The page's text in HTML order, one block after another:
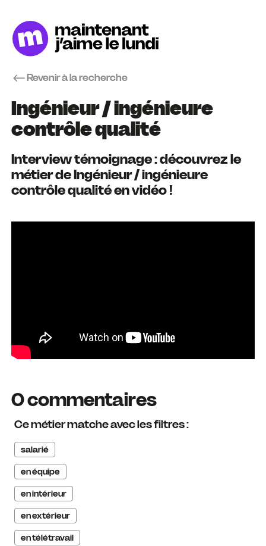
Ce métier matche avec les filtres :
salarié
en équipe
en intérieur
en extérieur
en télétravail
Revenir à la recherche
Ingénieur / ingénieure
contrôle qualité
Interview témoignage : découvrez le
métier de Ingénieur / ingénieure
contrôle qualité en vidéo !
0 commentaires